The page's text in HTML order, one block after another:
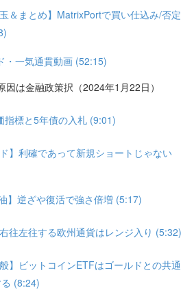
＆まとめ】MatrixPortで買い仕込み/否定
・一気通貫動画 (52:15)
因は金融政策択（2024年1月22日）
指標と5年債の入札 (9:01)
】利確であって新規ショートじゃない
】逆ざや復活で強さ倍増 (5:17)
往左往する欧州通貨はレンジ入り (5:32)
】ビットコインETFはゴールドとの共通
(8:24)